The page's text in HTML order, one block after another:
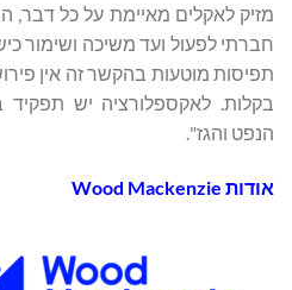
מזיק לאקלים מאיימת על כל דבר,
חברתי לפעול ועד משיכה ושימור
תפיסות מוטעות בהקשר זה אין
בקלות. לאקספלורציה יש
הנפט והגז".
אודות Wood Mackenzie